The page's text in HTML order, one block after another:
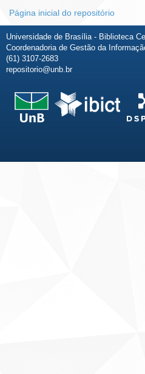
Página inicial do repositório
Universidade de Brasília - Biblioteca
Coordenadoria de Gestão da
(61) 3107-2683
repositorio@unb.br